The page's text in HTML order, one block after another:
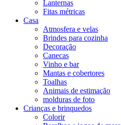
Lanternas
Fitas métricas
Casa
Atmosfera e velas
Brindes para cozinha
Decoração
Canecas
Vinho e bar
Mantas e cobertores
Toalhas
Animais de estimação
molduras de foto
Crianças e brinquedos
Colorir